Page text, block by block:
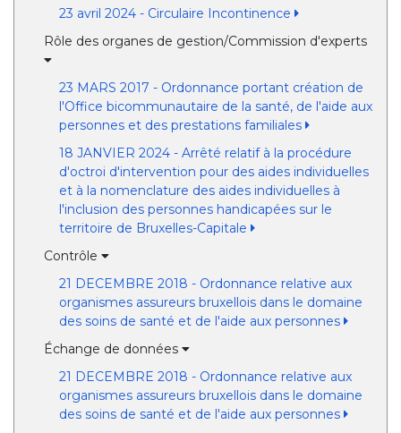
23 avril 2024 - Circulaire Incontinence
Rôle des organes de gestion/Commission d'experts
23 MARS 2017 - Ordonnance portant création de
l'Office bicommunautaire de la santé, de l'aide aux
personnes et des prestations familiales
18 JANVIER 2024 - Arrêté relatif à la procédure
d'octroi d'intervention pour des aides individuelles
et à la nomenclature des aides individuelles à
l'inclusion des personnes handicapées sur le
territoire de Bruxelles-Capitale
Contrôle
21 DECEMBRE 2018 - Ordonnance relative aux
organismes assureurs bruxellois dans le domaine
des soins de santé et de l'aide aux personnes
Échange de données
21 DECEMBRE 2018 - Ordonnance relative aux
organismes assureurs bruxellois dans le domaine
des soins de santé et de l'aide aux personnes